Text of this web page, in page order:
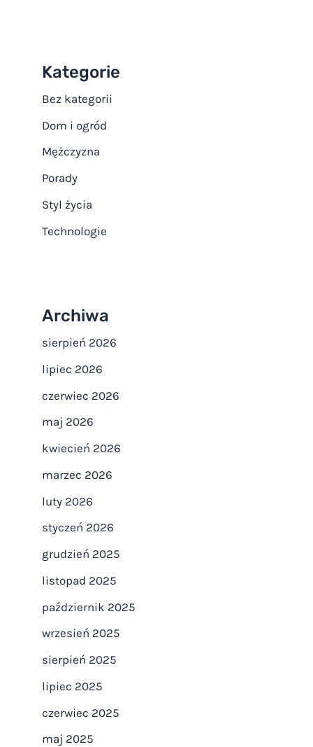
Kategorie
Bez kategorii
Dom i ogród
Mężczyzna
Porady
Styl życia
Technologie
Archiwa
sierpień 2026
lipiec 2026
czerwiec 2026
maj 2026
kwiecień 2026
marzec 2026
luty 2026
styczeń 2026
grudzień 2025
listopad 2025
październik 2025
wrzesień 2025
sierpień 2025
lipiec 2025
czerwiec 2025
maj 2025